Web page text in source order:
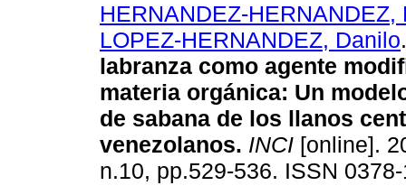
HERNANDEZ-HERNANDEZ,
LOPEZ-HERNANDEZ, Danilo.
labranza como agente
materia orgánica: Un
de sabana de los llanos
venezolanos. INCI [online].
n.10, pp.529-536. ISSN